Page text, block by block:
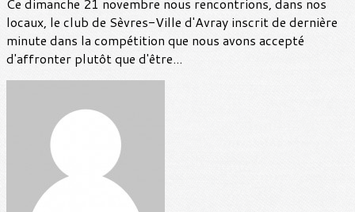
Ce dimanche 21 novembre nous rencontrions, dans nos
locaux, le club de Sèvres-Ville d'Avray inscrit de dernière
minute dans la compétition que nous avons accepté
d'affronter plutôt que d'être...